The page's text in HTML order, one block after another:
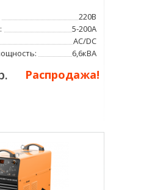
220В
5-200А
AC/DC
6,6кВА
Распродажа!